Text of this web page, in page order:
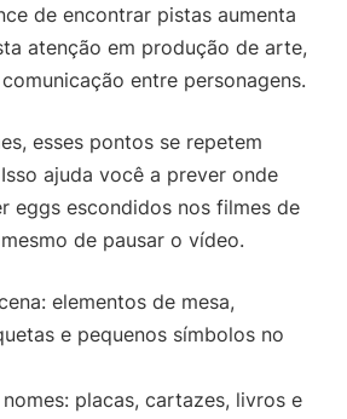
de encontrar pistas aumenta
atenção em produção de arte,
entre personagens.
esses pontos se repetem
ajuda você a prever onde
eggs escondidos nos filmes de
de pausar o vídeo.
elementos de mesa,
e pequenos símbolos no
placas, cartazes, livros e